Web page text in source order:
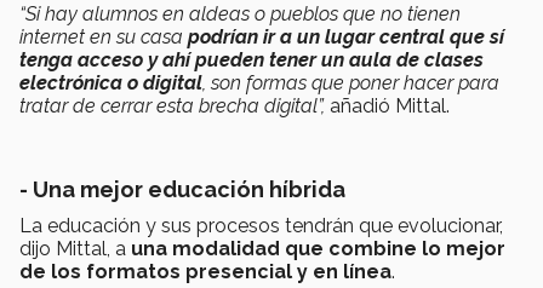
“Si hay alumnos en aldeas o pueblos que no tienen
internet en su casa podrían ir a un lugar central que sí
tenga acceso y ahí pueden tener un aula de clases
electrónica o digital , son formas que poner hacer para
tratar de cerrar esta brecha digital”, añadió Mittal.
- Una mejor educación híbrida
La educación y sus procesos tendrán que evolucionar,
dijo Mittal, a una modalidad que combine lo mejor
de los formatos presencial y en línea.